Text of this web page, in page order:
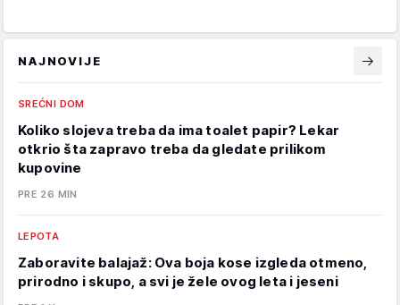
NAJNOVIJE
SREĆNI DOM
Koliko slojeva treba da ima toalet papir? Lekar
otkrio šta zapravo treba da gledate prilikom
kupovine
PRE 26 MIN
LEPOTA
Zaboravite balajaž: Ova boja kose izgleda otmeno,
prirodno i skupo, a svi je žele ovog leta i jeseni